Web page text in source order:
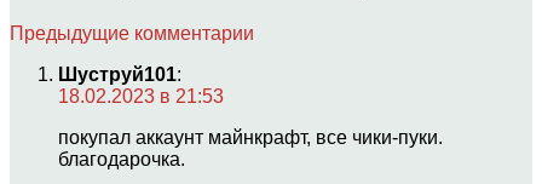
Предыдущие комментарии
Шуструй101:
18.02.2023 в 21:53
покупал аккаунт майнкрафт, все чики-пуки.
благодарочка.